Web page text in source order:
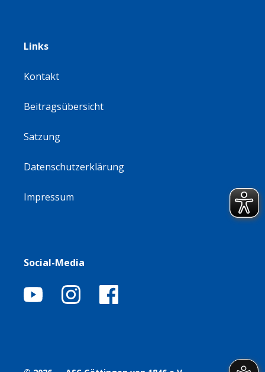
Links
Kontakt
Beitragsübersicht
Satzung
Datenschutzerklärung
Impressum
Social-Media